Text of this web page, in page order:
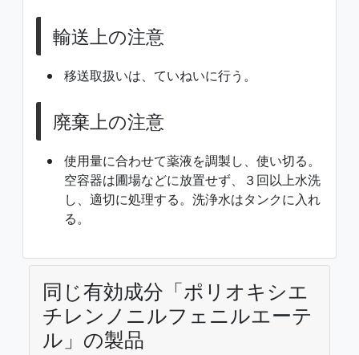
輸送上の注意
移送取扱いは、ていねいに行う。
廃棄上の注意
使用量に合わせて薬液を調製し、使い切る。
空容器は圃場などに放置せず、３回以上水洗
し、適切に処理する。洗浄水はタンクに入れ
る。
同じ有効成分「ポリオキシエ
チレンノニルフェニルエーテ
ル」の製品